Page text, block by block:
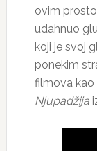
ovim
udahnuo
koji je svoj
ponekim
filmova kao
Njupadžija